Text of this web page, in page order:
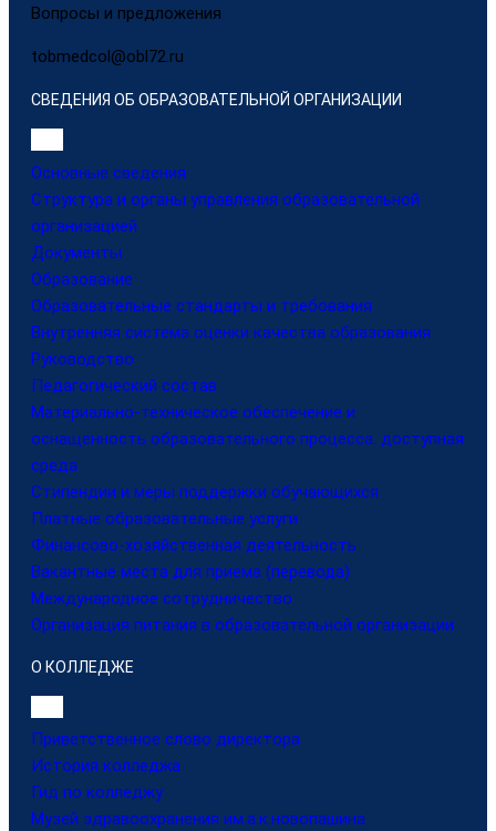
Вопросы и предложения
tobmedcol@obl72.ru
СВЕДЕНИЯ ОБ ОБРАЗОВАТЕЛЬНОЙ ОРГАНИЗАЦИИ
Основные сведения
Структура и органы управления образовательной
организацией
Документы
Образование
Образовательные стандарты и требования
Внутренняя система оценки качества образования
Руководство
Педагогический состав
Материально-техническое обеспечение и
оснащенность образовательного процесса. доступная
среда
Стипендии и меры поддержки обучающихся
Платные образовательные услуги
Финансово-хозяйственная деятельность
Вакантные места для приема (перевода)
Международное сотрудничество
Организация питания в образовательной организации
О КОЛЛЕДЖЕ
Приветственное слово директора
История колледжа
Гид по колледжу
Музей здравоохранения им.а.к.новопашина